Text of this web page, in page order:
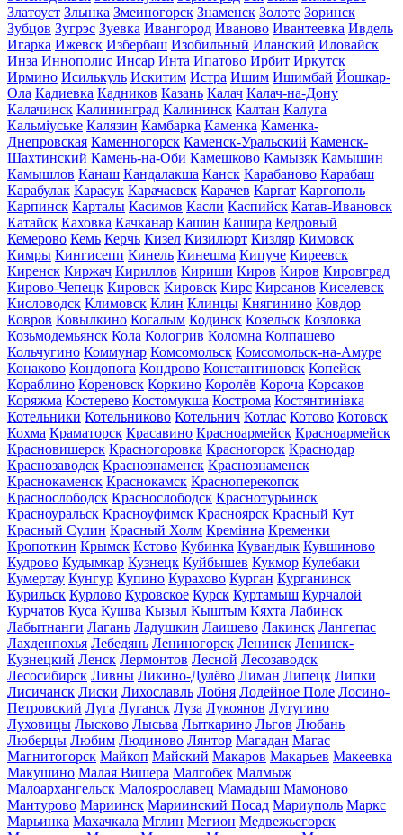
Златоуст Злынка Змеиногорск Знаменск Золоте Зоринск
Зубцов Зугрэс Зуевка Ивангород Иваново Ивантеевка Ивдель
Игарка Ижевск Избербаш Изобильный Иланский Иловайск
Инза Иннополис Инсар Инта Ипатово Ирбит Иркутск
Ирмино Исилькуль Искитим Истра Ишим Ишимбай Йошкар-
Ола Кадиевка Кадников Казань Калач Калач-на-Дону
Калачинск Калининград Калининск Калтан Калуга
Кальміуське Калязин Камбарка Каменка Каменка-
Днепровская Каменногорск Каменск-Уральский Каменск-
Шахтинский Камень-на-Оби Камешково Камызяк Камышин
Камышлов Канаш Кандалакша Канск Карабаново Карабаш
Карабулак Карасук Карачаевск Карачев Каргат Каргополь
Карпинск Карталы Касимов Касли Каспийск Катав-Ивановск
Катайск Каховка Качканар Кашин Кашира Кедровый
Кемерово Кемь Керчь Кизел Кизилюрт Кизляр Кимовск
Кимры Кингисепп Кинель Кинешма Кипуче Киреевск
Киренск Киржач Кириллов Кириши Киров Киров Кировград
Кирово-Чепецк Кировск Кировск Кирс Кирсанов Киселевск
Кисловодск Климовск Клин Клинцы Княгинино Ковдор
Ковров Ковылкино Когалым Кодинск Козельск Козловка
Козьмодемьянск Кола Кологрив Коломна Колпашево
Кольчугино Коммунар Комсомольск Комсомольск-на-Амуре
Конаково Кондопога Кондрово Константиновск Копейск
Кораблино Кореновск Коркино Королёв Короча Корсаков
Коряжма Костерево Костомукша Кострома Костянтинівка
Котельники Котельниково Котельнич Котлас Котово Котовск
Кохма Краматорск Красавино Красноармейск Красноармейск
Красновишерск Красногоровка Красногорск Краснодар
Краснозаводск Краснознаменск Краснознаменск
Краснокаменск Краснокамск Красноперекопск
Краснослободск Краснослободск Краснотурьинск
Красноуральск Красноуфимск Красноярск Красный Кут
Красный Сулин Красный Холм Кремінна Кременки
Кропоткин Крымск Кстово Кубинка Кувандык Кувшиново
Кудрово Кудымкар Кузнецк Куйбышев Кукмор Кулебаки
Кумертау Кунгур Купино Курахово Курган Курганинск
Курильск Курлово Куровское Курск Куртамыш Курчалой
Курчатов Куса Кушва Кызыл Кыштым Кяхта Лабинск
Лабытнанги Лагань Ладушкин Лаишево Лакинск Лангепас
Лахденпохья Лебедянь Лениногорск Ленинск Ленинск-
Кузнецкий Ленск Лермонтов Лесной Лесозаводск
Лесосибирск Ливны Ликино-Дулёво Лиман Липецк Липки
Лисичанск Лиски Лихославль Лобня Лодейное Поле Лосино-
Петровский Луга Луганск Луза Лукоянов Лутугино
Луховицы Лысково Лысьва Лыткарино Льгов Любань
Люберцы Любим Людиново Лянтор Магадан Магас
Магнитогорск Майкоп Майский Макаров Макарьев Макеевка
Макушино Малая Вишера Малгобек Малмыж
Малоархангельск Малоярославец Мамадыш Мамоново
Мантурово Мариинск Мариинский Посад Мариуполь Маркс
Марьинка Махачкала Мглин Мегион Медвежьегорск